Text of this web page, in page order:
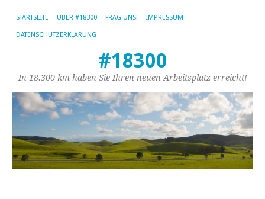
STARTSEITE ÜBER #18300 FRAG UNS! IMPRESSUM
DATENSCHUTZERKLÄRUNG
#18300
In 18.300 km haben Sie Ihren neuen Arbeitsplatz erreicht!